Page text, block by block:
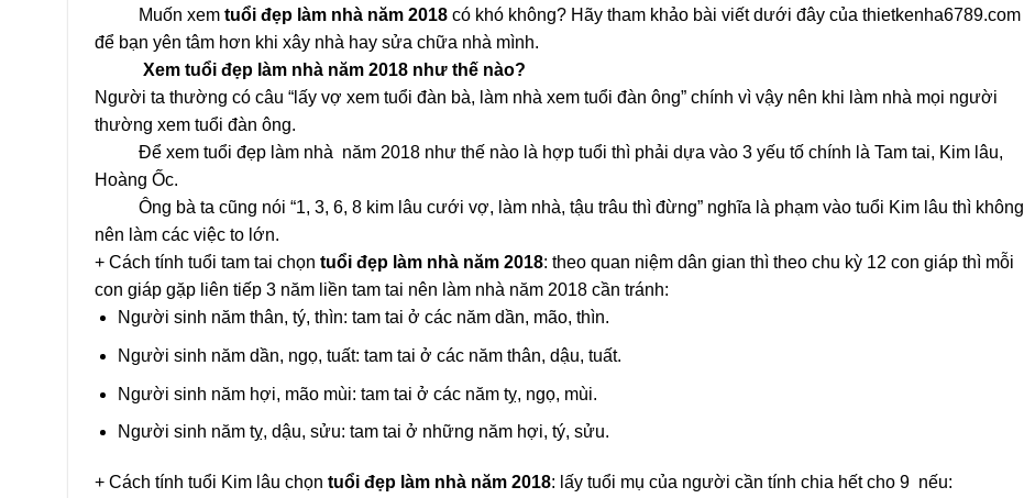
Muốn xem tuổi đẹp làm nhà năm 2018 có khó không? Hãy tham khảo bài viết dưới đây của thietkenha6789.com
để bạn yên tâm hơn khi xây nhà hay sửa chữa nhà mình.
Xem tuổi đẹp làm nhà năm 2018 như thế nào?
Người ta thường có câu “lấy vợ xem tuổi đàn bà, làm nhà xem tuổi đàn ông” chính vì vậy nên khi làm nhà mọi người
thường xem tuổi đàn ông.
Để xem tuổi đẹp làm nhà năm 2018 như thế nào là hợp tuổi thì phải dựa vào 3 yếu tố chính là Tam tai, Kim lâu,
Hoàng Ốc.
Ông bà ta cũng nói “1, 3, 6, 8 kim lâu cưới vợ, làm nhà, tậu trâu thì đừng” nghĩa là phạm vào tuổi Kim lâu thì không
nên làm các việc to lớn.
+ Cách tính tuổi tam tai chọn tuổi đẹp làm nhà năm 2018: theo quan niệm dân gian thì theo chu kỳ 12 con giáp thì mỗi
con giáp gặp liên tiếp 3 năm liền tam tai nên làm nhà năm 2018 cần tránh:
Người sinh năm thân, tý, thìn: tam tai ở các năm dần, mão, thìn.
Người sinh năm dần, ngọ, tuất: tam tai ở các năm thân, dậu, tuất.
Người sinh năm hợi, mão mùi: tam tai ở các năm tỵ, ngọ, mùi.
Người sinh năm tỵ, dậu, sửu: tam tai ở những năm hợi, tý, sửu.
+ Cách tính tuổi Kim lâu chọn tuổi đẹp làm nhà năm 2018: lấy tuổi mụ của người cần tính chia hết cho 9 nếu: